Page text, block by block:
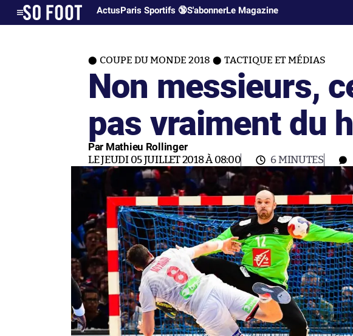
ActusParis Sportifs 🔞S'abonnerLe Magazine
COUPE DU MONDE 2018 TACTIQUE ET MÉDIAS
Non messieurs,
pas vraiment du
Par Mathieu Rollinger
LE JEUDI 05 JUILLET 2018 À 08:00 6 MINUTES